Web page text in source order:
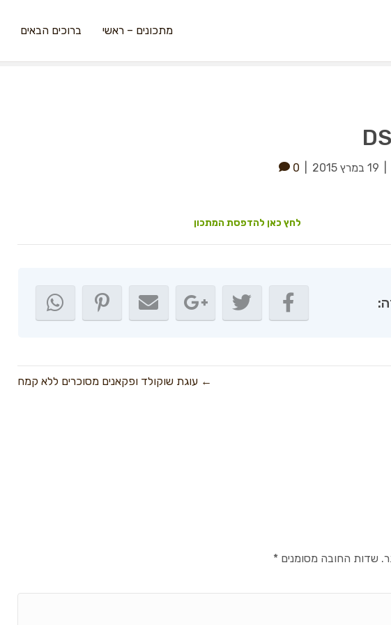
מתכונים – ראשי ברוכים הבאים
19 במרץ 2015 0
לחץ כאן להדפסת המתכון
← עוגת שוקולד ופקאנים מסוכרים ללא קמח
שדות החובה מסומנים*